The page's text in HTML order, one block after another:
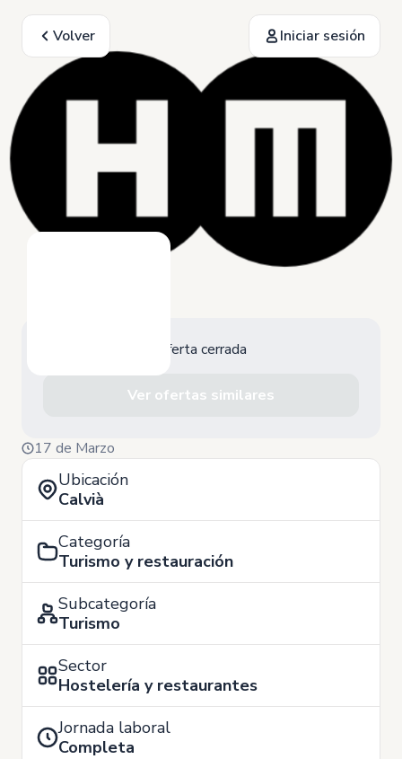
Volver Iniciar sesión
Oferta cerrada
Ver ofertas similares
17 de Marzo
Ubicación
Calvià
Categoría
Turismo y restauración
Subcategoría
Turismo
Sector
Hostelería y restaurantes
Jornada laboral
Completa